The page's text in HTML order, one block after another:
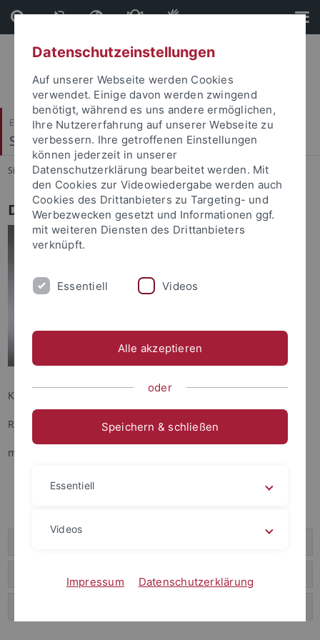
Direkt
zum
Inhalt
Direkt
zur
Fußleiste
Evangelisch-Theologische Fakultät
Systematische Theologie I
Sie sind hier: Startseite ... Dr. Matthias Ruf
Dr. Matthias Ruf
KONTAKT
Raum 224, Liebmeisterstraße 12
matthias.ruf@uni-tuebingen.de
Datenschutzeinstellungen
Auf unserer Webseite werden Cookies
verwendet. Einige davon werden zwingend
benötigt, während es uns andere ermöglichen,
Ihre Nutzererfahrung auf unserer Webseite zu
verbessern. Ihre getroffenen Einstellungen
können jederzeit in unserer
Datenschutzerklärung bearbeitet werden. Mit
den Cookies zur Videowiedergabe werden auch
Cookies des Drittanbieters zu Targeting- und
Werbezwecken gesetzt und Informationen ggf.
mit weiteren Diensten des Drittanbieters
verknüpft.
Essentiell Videos
Alle akzeptieren
oder
Speichern & schließen
Essentiell
Videos
Impressum Datenschutzerklärung